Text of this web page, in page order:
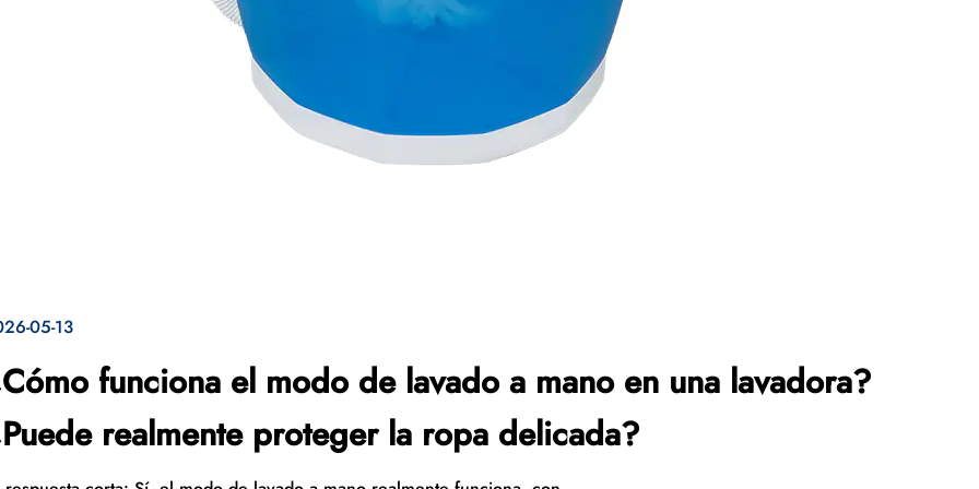
05-13
funciona el modo de lavado a mano en una lavadora?
realmente proteger la ropa delicada?